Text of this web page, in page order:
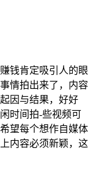
钱肯定吸引人的眼
情拍出来了，内容
因与结果，好好
时间拍-些视频可
望每个想作自媒体
内容必须新颖，这